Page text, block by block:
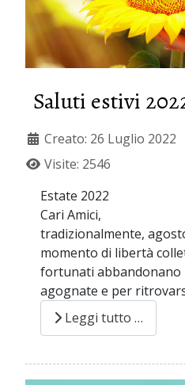
Saluti estivi
Creato: 26 Luglio 2022
Visite: 2546
Estate 2022
Cari Amici,
tradizionalmente,
momento di libertà
fortunati abbandonano
agognate e per
Leggi tutto …